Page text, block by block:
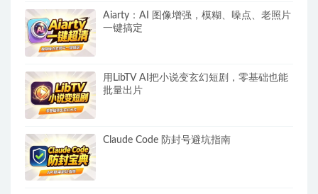
Aiarty：AI 图像增强，模糊、噪点、老照片
一键搞定
用LibTV AI把小说变玄幻短剧，零基础也能
批量出片
Claude Code 防封号避坑指南